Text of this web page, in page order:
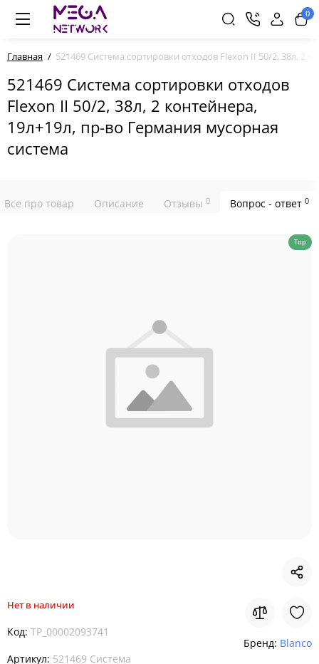
0
Главная 521469 Система сортировки отходов Flexon II 50/2, 38л, 2
521469 Система сортировки отходов
Flexon II 50/2, 38л, 2 контейнера,
19л+19л, пр-во Германия мусорная
система
Все про товар Описание Отзывы 0 Вопрос - ответ 0
Top
Нет в наличии
Код: TP_00002093741
Артикул: 521469 Система
Бренд: Blanco